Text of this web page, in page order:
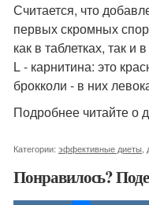
Считается, что
первых скромных
как в таблетках, так
L - карнитина: это
брокколи - в них
Подробнее читайте о
Категории: эффективные диеты
Понравилось?